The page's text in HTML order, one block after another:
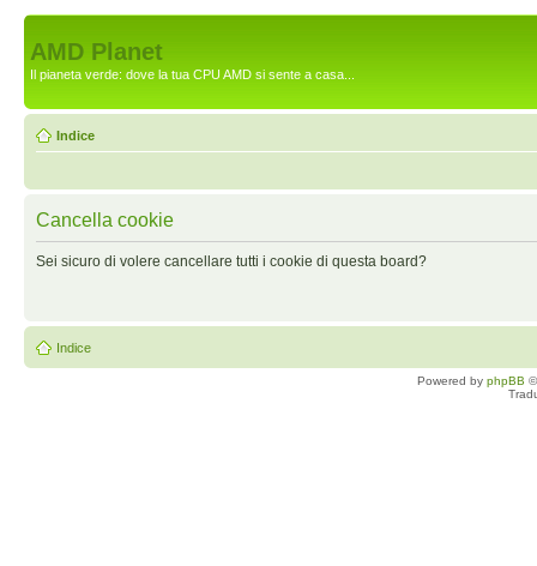
AMD Planet
Il pianeta verde: dove la tua CPU AMD si sente a casa...
Indice
Cancella cookie
Sei sicuro di volere cancellare tutti i cookie di questa board?
Indice
Powered by phpBB